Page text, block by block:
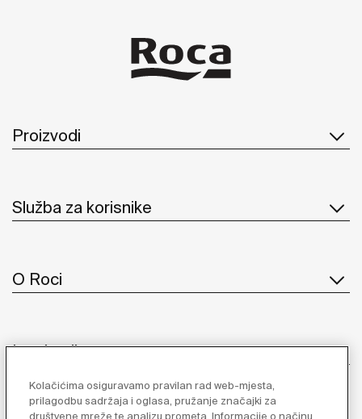
Proizvodi
Služba za korisnike
O Roci
Inspiracija
Pratite nas
Kolačićima osiguravamo pravilan rad web-mjesta,
prilagodbu sadržaja i oglasa, pružanje značajki za
društvene mreže te analizu prometa. Informacije o načinu